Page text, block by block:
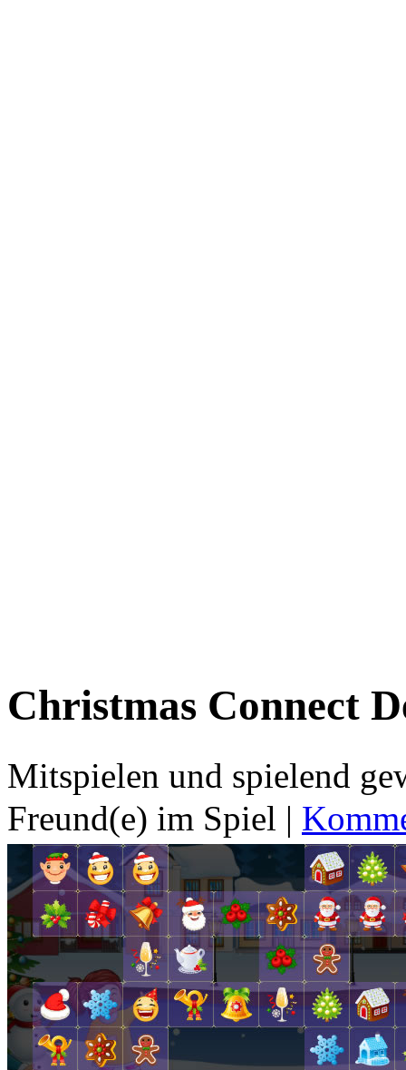
Christmas Connect
Mitspielen und spielend
Freund(e) im Spiel |